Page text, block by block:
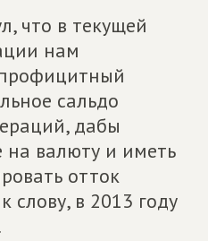
что в текущей
нам
сальдо
дабы
на валюту и иметь
отток
слову, в 2013 году